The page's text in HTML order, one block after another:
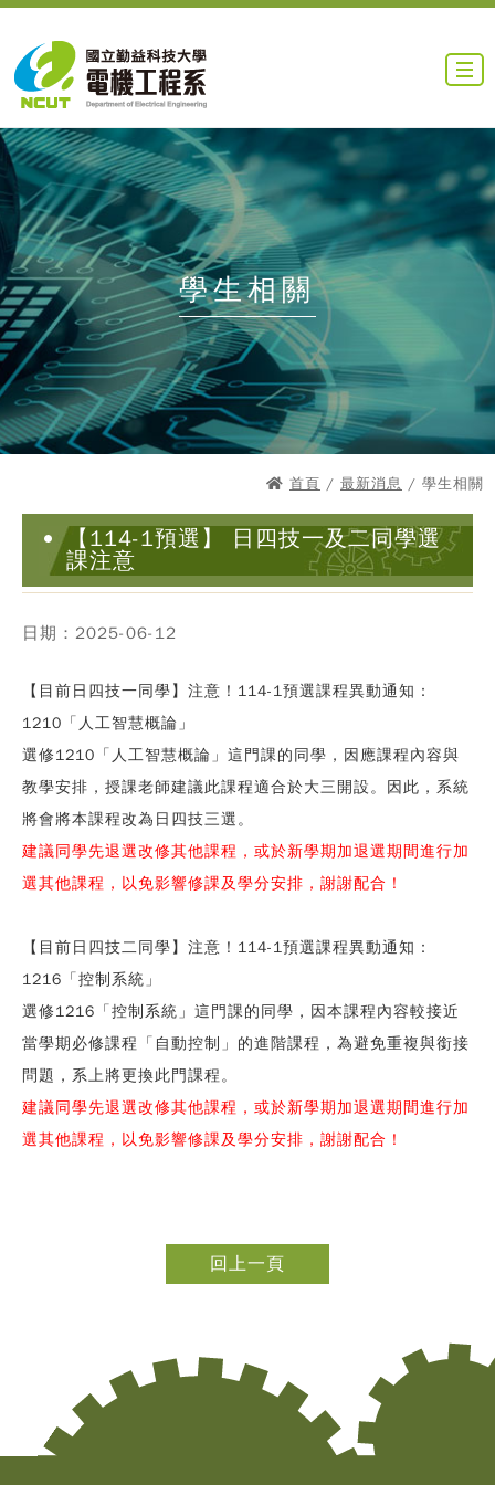
學生相關
首頁 / 最新消息 / 學生相關
【114-1預選】 日四技一及二同學選
課注意
日期：2025-06-12
【目前日四技一同學】注意！114-1預選課程異動通知：
1210「人工智慧概論」
選修1210「人工智慧概論」這門課的同學，因應課程內容與
教學安排，授課老師建議此課程適合於大三 開設。因此，系統
將會將本課程改為 日四技三選。
建議同學先退選改修其他課程，或於新學期加退選期間進行加
選其他課程，以免影響修課及學分安排，謝謝配合！
【目前日四技二同學】注意！114-1預選課程異動通知：
1216「控制系統」
選修1216「控制系統」這門課的同學，因本課程內容較接近
當學期必修課程「自動控制」的進階課程 ，為避免重複與銜接
問題，系上將更換此門課程。
建議同學先退選改修其他課程，或於新學期加退選期間進行加
選其他課程，以免影響修課及學分安排，謝謝配合！
回上一頁